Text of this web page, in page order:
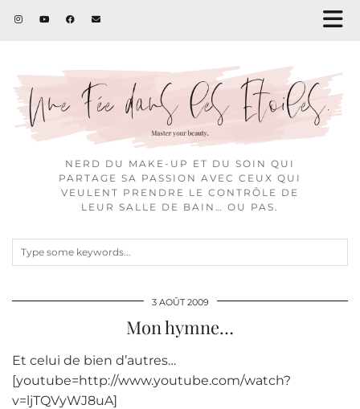
NERD DU MAKE-UP ET DU SOIN QUI
PARTAGE SA PASSION AVEC CEUX QUI
VEULENT PRENDRE LE CONTRÔLE DE
LEUR SALLE DE BAIN… OU PAS.
3 AOÛT 2009
Mon hymne…
Et celui de bien d’autres…
[youtube=http://www.youtube.com/watch?
v=ljTQVyWJ8uA]